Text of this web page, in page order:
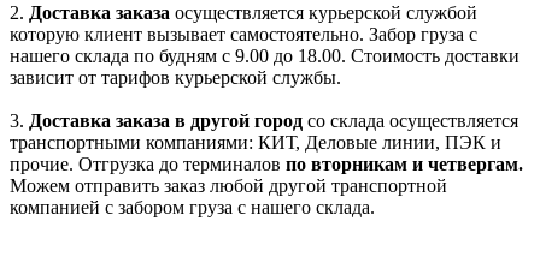
2. Доставка заказа осуществляется курьерской службой
которую клиент вызывает самостоятельно. Забор груза с
нашего склада по будням с 9.00 до 18.00. Стоимость доставки
зависит от тарифов курьерской службы.
3. Доставка заказа в другой город со склада осуществляется
транспортными компаниями: КИТ, Деловые линии, ПЭК и
прочие. Отгрузка до терминалов по вторникам и четвергам.
Можем отправить заказ любой другой транспортной
компанией с забором груза с нашего склада.